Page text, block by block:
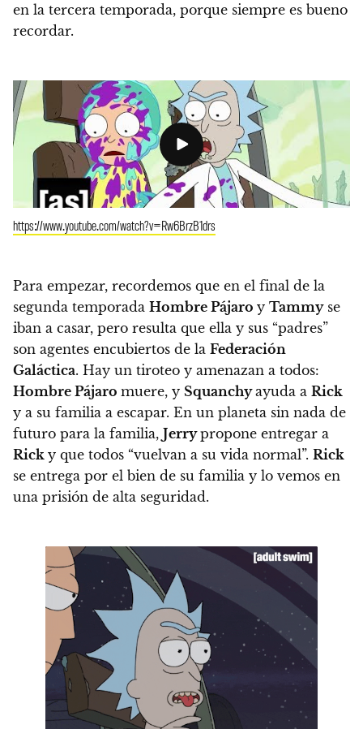
en la tercera temporada, porque siempre es bueno
recordar.
https://www.youtube.com/watch?v=Rw6BrzB1drs
Para empezar, recordemos que en el final de la
segunda temporada Hombre Pájaro y Tammyse
iban a casar, pero resulta que ella y sus “padres”
son agentes encubiertos de la Federación
Galáctica. Hay un tiroteo y amenazan a todos:
Hombre Pájaro muere, y Squanchyayuda a Rick
y a su familia a escapar. En un planeta sin nada de
futuro para la familia, Jerrypropone entregar a
Rick y que todos “vuelvan a su vida normal”. Rick
se entrega por el bien de su familia y lo vemos en
una prisión de alta seguridad.